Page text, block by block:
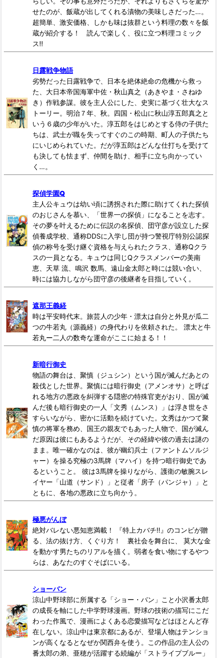
せたのが、飯蔵が出してくれる漬物の美味しさだった…。
超簡単、激安価格、しかも味は抜群という料理の数々を飯
蔵が紹介する！ 読んで楽しく、役に立つ料理コミック
ス!!
日露戦争物語
劣勢だった日露戦争で、日本を絶体絶命の危機から救っ
た、大日本帝国海軍中佐・秋山真之（あきやま・さねゆ
き）作戦参謀。彼を主人公にした、史実に基づく壮大なス
トーリー。明治７年、秋。四国・松山に秋山淳五郎真之と
いう６歳の少年がいた。淳五郎をはじめとする侍の子供た
ちは、武士が職を失ってすぐのこの時期、町人の子供たち
にいじめられていた。だが淳五郎はどんな仕打ちを受けて
も決しても怯まず、仲間を助け、相手に立ち向かってい
く…。
探偵学園Q
主人公キュウは幼い頃に誘拐された際に助けてくれた探偵
のおじさんを慕い、「世界一の探偵」になることを志す。
その夢を叶えるために伝説の名探偵、団守彦が設立した探
偵養成学校、通称DDSに入学し団が持つ警視庁特別公認探
偵の称号を受け継ぐ資格を与えられたクラス、通称Qクラ
スの一員となる。キュウは同じQクラスメンバーの美南
恵、天草 流、鳴沢 数馬、遠山金太郎と時には競い合い、
時には協力しながら団守彦の後継者を目指していく。
遮那王義経
時は平安時代末。旅芸人の少年・漂太は自分と外見が瓜二
つの牛若丸（源義経）の身代わりを依頼された。 漂太と牛
若丸ー二人の数奇な運命がここに始まる！！
新暗行御史
物語の舞台は、聚慎（ジュシン）という国が滅んだあとの
殺伐とした世界。聚慎には暗行御史（アメンオサ）と呼ば
れる地方の悪政を糾弾する隠密の特殊官吏がおり、国が滅
んだ後も暗行御史の一人「文秀（ムンス）」は浮き世をさ
すらいながら、密かに活動を続けていた。文秀はかつて聚
慎の将軍を務め、国王の親友でもあった人物で、国が滅ん
だ原因は彼にもあるようだが、その経緯や彼の過去は謎の
まま。唯一確かなのは、彼が幽幻兵士（ファントムソルジ
ャー）を操る究極の3馬牌（マハイ）を持つ暗行御史であ
るということ。 彼は3馬牌を操りながら、護衛の敏腕スレ
イヤー「山道（サンド）」と従者「房子（パンジャ）」と
ともに、各地の悪政に立ち向かう。
極悪がんぼ
絶対バレない悪知恵満載！ 『特上カバチ!!』のコンビが贈
る、法の抜け方、くぐり方！ 裏社会を舞台に、 莫大な金
を動かす男たちのリアルを描く。弱者を食い物にするやつ
らは、あなたのすぐそばにいる。
ショーバン
涼山中野球部に所属する「ショー・バン」こと小沢番太郎
の成長を軸にした中学野球漫画。野球の技術の描写にこだ
わった作風で、漫画によくある恋愛描写などはほとんど存
在しない。涼山中は東京都にあるが、登場人物はテンショ
ンが高くなるとなぜか関西弁を使う。この作品の主人公の
番太郎の弟、亜穂が活躍する続編が「ストライプブルー」